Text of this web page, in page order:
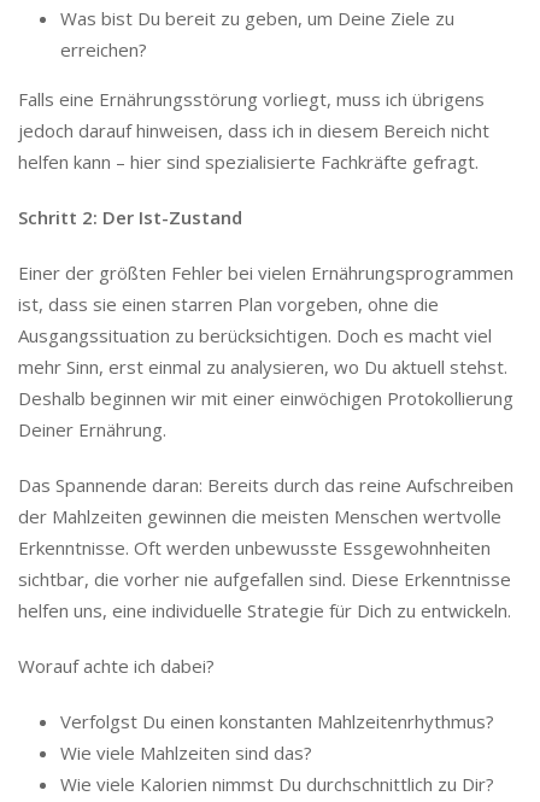
Was bist Du bereit zu geben, um Deine Ziele zu
erreichen?
Falls eine Ernährungsstörung vorliegt, muss ich übrigens
jedoch darauf hinweisen, dass ich in diesem Bereich nicht
helfen kann – hier sind spezialisierte Fachkräfte gefragt.
Schritt 2: Der Ist-Zustand
Einer der größten Fehler bei vielen Ernährungsprogrammen
ist, dass sie einen starren Plan vorgeben, ohne die
Ausgangssituation zu berücksichtigen. Doch es macht viel
mehr Sinn, erst einmal zu analysieren, wo Du aktuell stehst.
Deshalb beginnen wir mit einer einwöchigen Protokollierung
Deiner Ernährung.
Das Spannende daran: Bereits durch das reine Aufschreiben
der Mahlzeiten gewinnen die meisten Menschen wertvolle
Erkenntnisse. Oft werden unbewusste Essgewohnheiten
sichtbar, die vorher nie aufgefallen sind. Diese Erkenntnisse
helfen uns, eine individuelle Strategie für Dich zu entwickeln.
Worauf achte ich dabei?
Verfolgst Du einen konstanten Mahlzeitenrhythmus?
Wie viele Mahlzeiten sind das?
Wie viele Kalorien nimmst Du durchschnittlich zu Dir?